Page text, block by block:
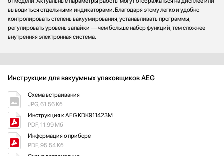
выводиться отдельными индикаторами. Благодаря этому легко и удобно
контролировать степень вакуумирования, устанавливать программы,
регулировать уровень запайки — чем больше набор функций, тем сложнее
внутренняя электронная система.
Инструкции для вакуумных упаковщиков AEG
Схема встраивания
JPG, 61.56 Кб
Инструкция к AEG KDK911423M
PDF, 11.99 Мб
Информация о приборе
PDF, 95.54 Кб